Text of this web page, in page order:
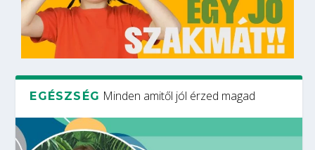
EGÉSZSÉG Minden amitől jól érzed magad